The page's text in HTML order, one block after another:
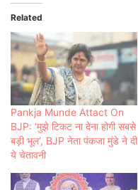
Related
Pankja Munde Attact On
BJP: ‘मुझे टिकट ना देना होगी सबसे
बड़ी भूल’, BJP नेता पंकजा मुंडे ने दी
ये चेतावनी